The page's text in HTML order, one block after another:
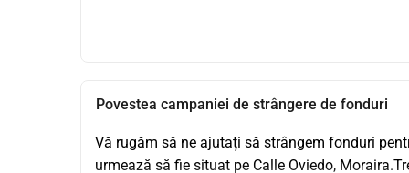
Povestea campaniei de strângere de fonduri
Vă rugăm să ne ajutați să strângem fonduri
urmează să fie situat pe Calle Oviedo,